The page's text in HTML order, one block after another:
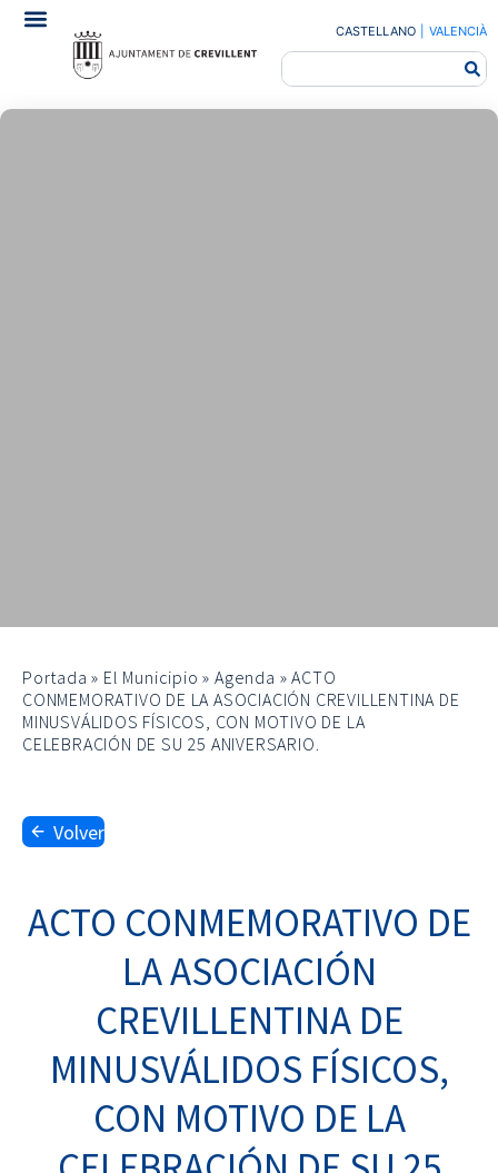
CASTELLANO VALENCIÀ
Portada » El Municipio »Agenda »ACTO
CONMEMORATIVO DE LA ASOCIACIÓN CREVILLENTINA DE
MINUSVÁLIDOS FÍSICOS, CON MOTIVO DE LA
CELEBRACIÓN DE SU 25 ANIVERSARIO.
Volver
ACTO CONMEMORATIVO DE
LA ASOCIACIÓN
CREVILLENTINA DE
MINUSVÁLIDOS FÍSICOS,
CON MOTIVO DE LA